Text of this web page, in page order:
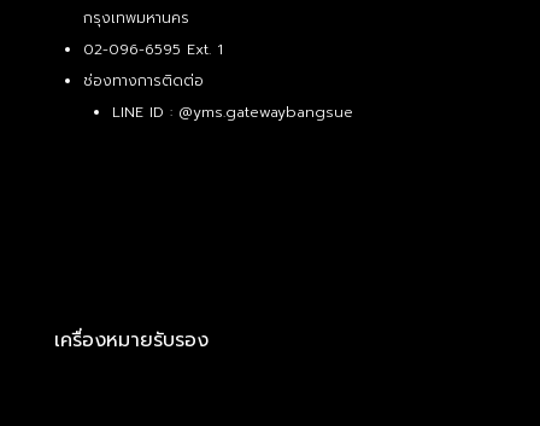
กรุงเทพมหานคร
02-096-6595 Ext. 1
ช่องทางการติดต่อ
LINE ID : @yms.gatewaybangsue
เครื่องหมายรับรอง